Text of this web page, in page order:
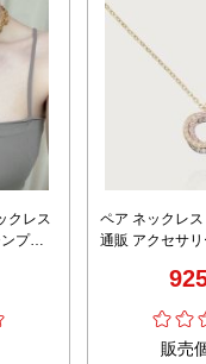
クレス
プル
ペア ネックレ
通販 アクセサ
販売